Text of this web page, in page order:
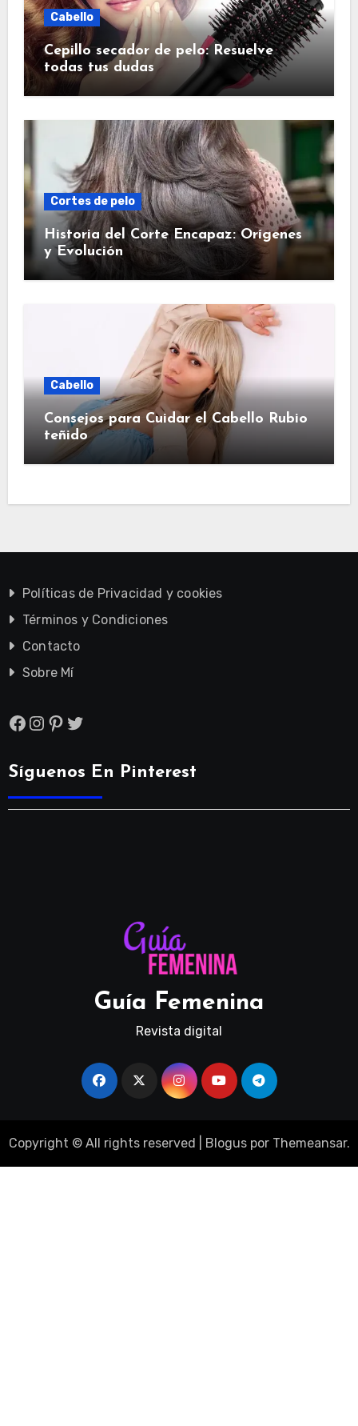
Cabello
Cepillo secador de pelo: Resuelve
todas tus dudas
Cortes de pelo
Historia del Corte Encapaz: Orígenes
y Evolución
Cabello
Consejos para Cuidar el Cabello Rubio
teñido
Políticas de Privacidad y cookies
Términos y Condiciones
Contacto
Sobre Mí
Facebook
Instagram
Pinterest
Twitter
Síguenos En Pinterest
Guía Femenina
Revista digital
Copyright © All rights reserved Bloguspor Themeansar.